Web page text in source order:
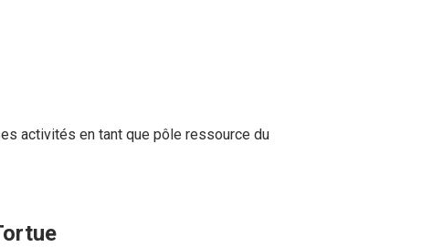
activités en tant que pôle ressource du